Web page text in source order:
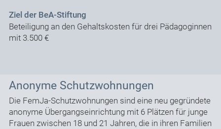
Ziel der BeA-Stiftung
Beteiligung an den Gehaltskosten für drei Pädagoginnen
mit 3.500 €
Anonyme Schutzwohnungen
Die FemJa-Schutzwohnungen sind eine neu gegründete
anonyme Übergangseinrichtung mit 6 Plätzen für junge
Frauen zwischen 18 und 21 Jahren, die in ihren Familien